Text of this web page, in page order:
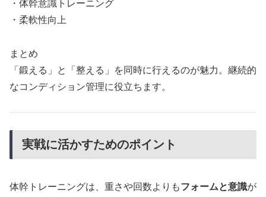
・体幹意識トレーニング
・柔軟性向上
まとめ
「鍛える」と「整える」を同時に行えるのが魅力。継続的
なコンディション管理に役立ちます。
実戦に活かすためのポイント
体幹トレーニングは、重さや回数よりもフォームと意識が